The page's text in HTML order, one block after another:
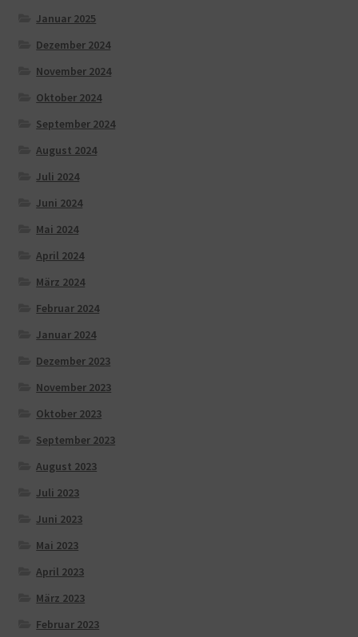
Januar 2025
Dezember 2024
November 2024
Oktober 2024
September 2024
August 2024
Juli 2024
Juni 2024
Mai 2024
April 2024
März 2024
Februar 2024
Januar 2024
Dezember 2023
November 2023
Oktober 2023
September 2023
August 2023
Juli 2023
Juni 2023
Mai 2023
April 2023
März 2023
Februar 2023